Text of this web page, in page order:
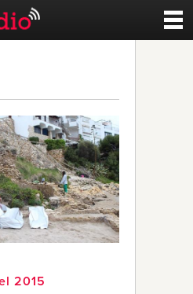
Esports
Noticies
Qui Som
2015